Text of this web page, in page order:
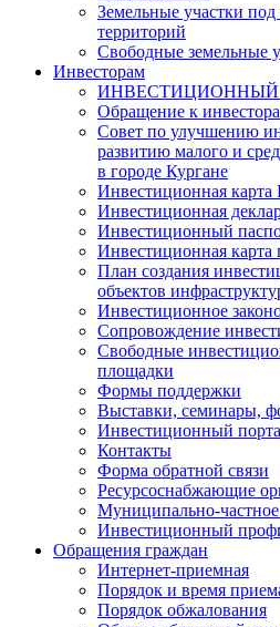
Земельные участки
территорий
Свободные земельные
Инвесторам
Обращение к
Совет по улучшению
развитию малого и
в городе Кургане
Инвестиционная карта
Инвестиционная
Инвестиционный
Инвестиционная карта
План создания
объектов
Инвестиционное
Сопровождение
Свободные
площадки
Формы поддержки
Выставки, семинары,
Инвестиционный
Контакты
Форма обратной связи
Ресурсоснабжающие
Муниципально-частное
Инвестиционный
Обращения граждан
Интернет-приемная
Порядок и время
Порядок обжалования